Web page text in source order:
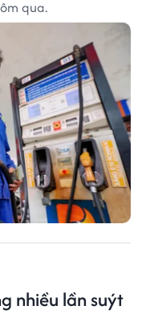
qua.
nhiều lần suýt